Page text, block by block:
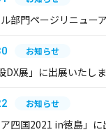
部門ページリニュー
お知らせ
DX展」に出展いたし
お知らせ
ア四国2021 in徳島」